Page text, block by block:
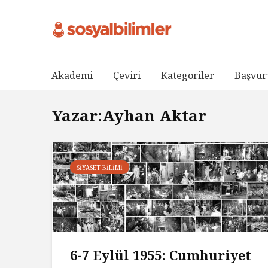
Akademi Çeviri Kategoriler
Yazar:Ayhan Aktar
SIYASET BILIMI
6-7 Eylül 1955: Cumhuriyet